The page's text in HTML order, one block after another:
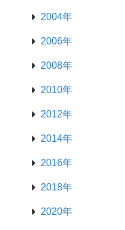
2004年
2006年
2008年
2010年
2012年
2014年
2016年
2018年
2020年